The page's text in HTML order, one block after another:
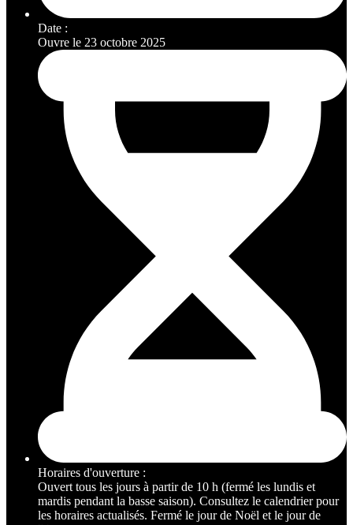
Date :
Ouvre le 23 octobre 2025
Horaires d'ouverture :
Ouvert tous les jours à partir de 10 h (fermé les lundis et
mardis pendant la basse saison). Consultez le calendrier pour
les horaires actualisés. Fermé le jour de Noël et le jour de